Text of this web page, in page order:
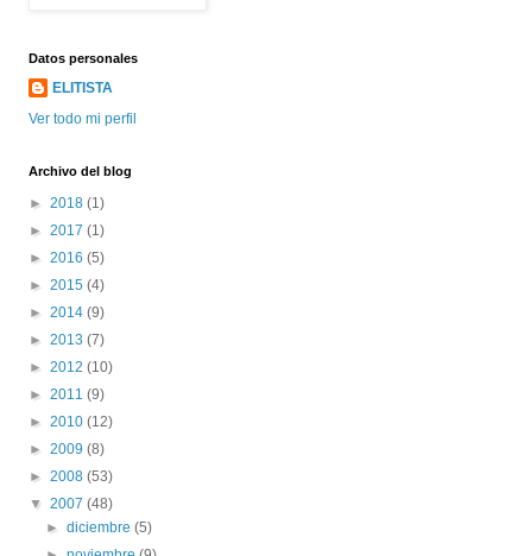
Datos personales
ELITISTA
Ver todo mi perfil
Archivo del blog
► 2018 (1)
► 2017 (1)
► 2016 (5)
► 2015 (4)
► 2014 (9)
► 2013 (7)
► 2012 (10)
► 2011 (9)
► 2010 (12)
► 2009 (8)
► 2008 (53)
▼ 2007 (48)
►diciembre(5)